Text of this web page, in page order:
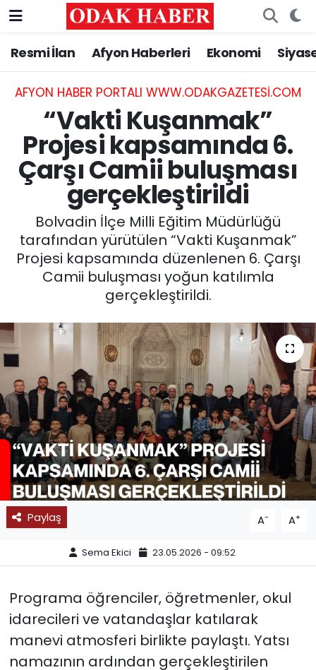
Resmi İlan Afyon Haberleri Ekonomi
AFYON HABER PORTALI WWW.ODAKGAZETESI.COM
“Vakti Kuşanmak”
Projesi kapsamında 6.
Çarşı Camii buluşması
gerçekleştirildi
Bolvadin İlçe Milli Eğitim Müdürlüğü
tarafından yürütülen “Vakti Kuşanmak”
Projesi kapsamında düzenlenen 6. Çarşı
Camii buluşması yoğun katılımla
gerçekleştirildi.
Paylaş A- A+
Sema Ekici 23.05.2026 - 09:52
Programa öğrenciler, öğretmenler, okul
idarecileri ve vatandaşlar katılarak
manevi atmosferi birlikte paylaştı. Yatsı
namazının ardından gerçekleştirilen
AFYONKARAHİSAR HABERLERİ
Resmi İlan
ASAYİŞ
GÜNCEL
SİYASET
EĞİTİM
MAGAZİN
SPOR
11:11 MANŞET
Nöbetçi Eczaneler
Hava Durumu
Trafik Durumu
Süper Lig Puan Durumu ve Fikstür
Tüm Manşetler
Son Dakika Haberleri
Haber Arşivi